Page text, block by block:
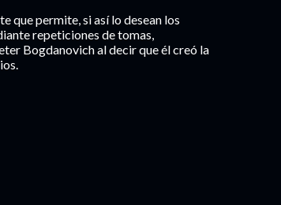
que permite, si así lo desean los
repeticiones de tomas,
Bogdanovich al decir que él creó la